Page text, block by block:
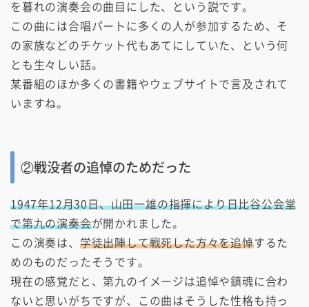
を暮れの演奏会の曲目にした、という説です。
この曲には合唱パートに多くの人が参加するため、そ
の家族などのチケット代もあてにしていた、という何
とも生々しい話。
某番組のほか多くの書籍やウェブサイトで言及されて
いますね。
②戦没者の追悼のためだった
1947年12月30日、山田一雄の指揮により日比谷公会堂
で第九の演奏会が開かれました。
この演奏は、 学徒出陣して戦死した方々を追悼するた
めのものだったそうです。
現在の感覚だと、第九のイメージは追悼や鎮魂に合わ
ないと思いがちですが、この曲はそうした性格も持っ